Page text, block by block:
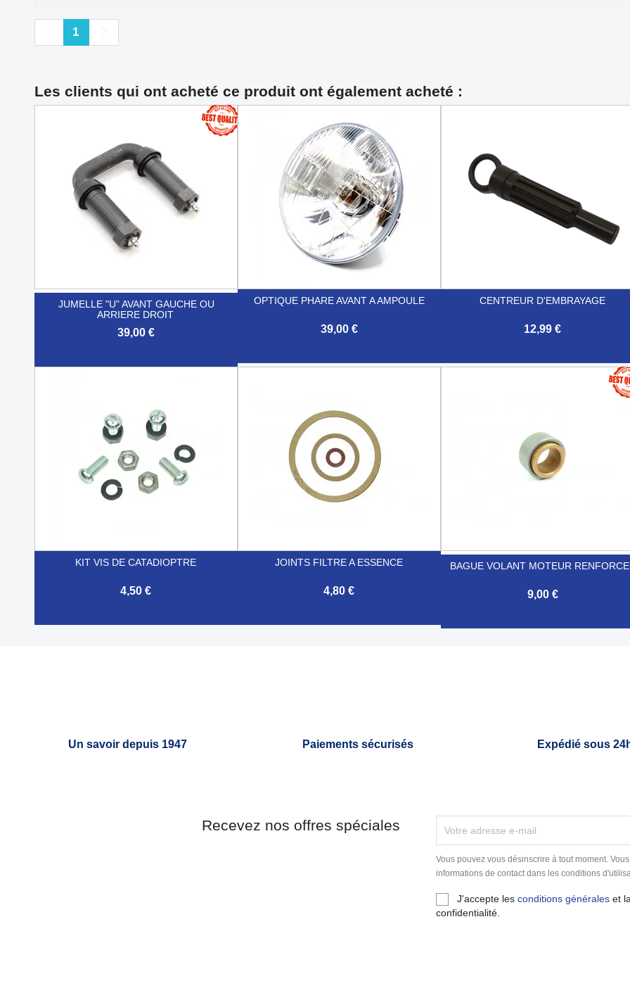
Précédent
1
Les clients qui ont acheté ce produit ont également acheté :
JUMELLE "U" AVANT GAUCHE OU
ARRIERE DROIT
39,00 €
OPTIQUE PHARE AVANT A AMPOULE
39,00 €
CENTREUR D'EMBRAYAGE
12,99 €
KIT VIS DE CATADIOPTRE
4,50 €
JOINTS FILTRE A ESSENCE
4,80 €
BAGUE VOLANT MOTEUR
9,00 €
Un savoir depuis 1947 Paiements sécurisés Expédié sous
Recevez nos offres spéciales
Vous pouvez vous désinscrire à tout moment.
informations de contact dans les conditions
J'accepte lesconditions générales et
confidentialité.